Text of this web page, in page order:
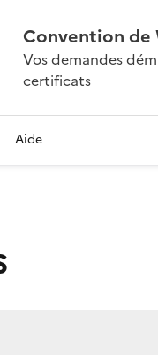
Convention de
Vos demandes
certificats
Aide